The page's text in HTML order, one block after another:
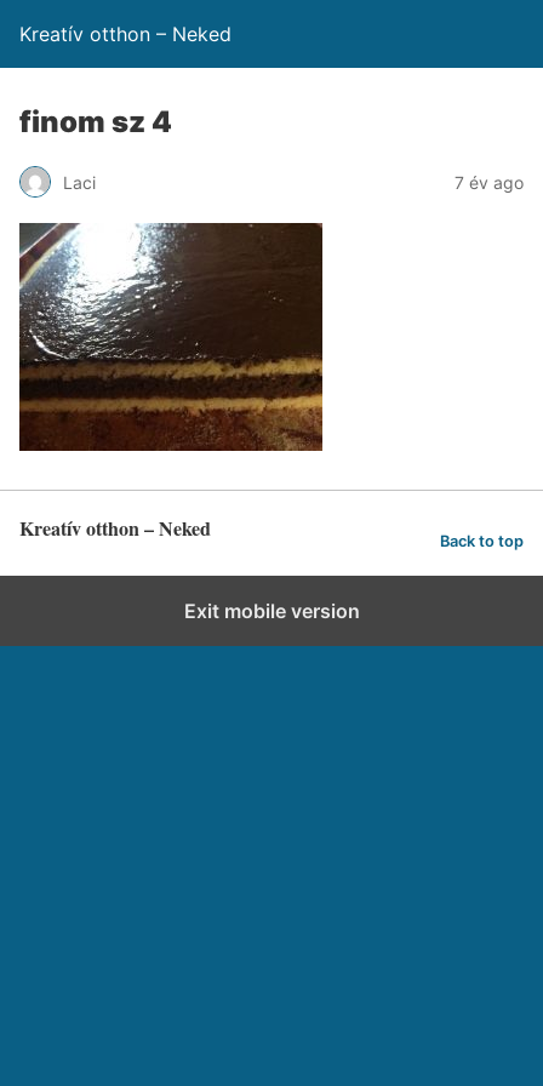
Kreatív otthon – Neked
finom sz 4
Laci 7 év ago
Kreatív otthon – Neked Back to top
Exit mobile version